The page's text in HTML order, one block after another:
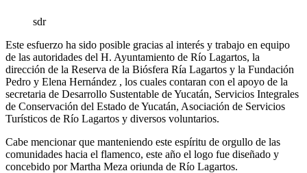
sdr
Este esfuerzo ha sido posible gracias al interés y trabajo en equipo
de las autoridades del H. Ayuntamiento de Río Lagartos, la
dirección de la Reserva de la Biósfera Ría Lagartos y la Fundación
Pedro y Elena Hernández , los cuales contaran con el apoyo de la
secretaria de Desarrollo Sustentable de Yucatán, Servicios Integrales
de Conservación del Estado de Yucatán, Asociación de Servicios
Turísticos de Río Lagartos y diversos voluntarios.
Cabe mencionar que manteniendo este espíritu de orgullo de las
comunidades hacia el flamenco, este año el logo fue diseñado y
concebido por Martha Meza oriunda de Río Lagartos.